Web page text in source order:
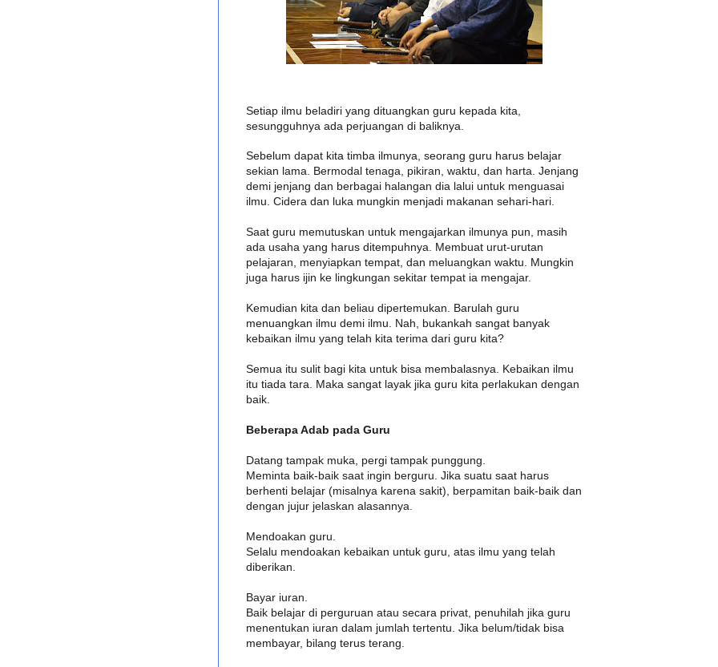
Setiap ilmu beladiri yang dituangkan guru kepada kita,
sesungguhnya ada perjuangan di baliknya.
Sebelum dapat kita timba ilmunya, seorang guru harus belajar
sekian lama. Bermodal tenaga, pikiran, waktu, dan harta. Jenjang
demi jenjang dan berbagai halangan dia lalui untuk menguasai
ilmu. Cidera dan luka mungkin menjadi makanan sehari-hari.
Saat guru memutuskan untuk mengajarkan ilmunya pun, masih
ada usaha yang harus ditempuhnya. Membuat urut-urutan
pelajaran, menyiapkan tempat, dan meluangkan waktu. Mungkin
juga harus ijin ke lingkungan sekitar tempat ia mengajar.
Kemudian kita dan beliau dipertemukan. Barulah guru
menuangkan ilmu demi ilmu. Nah, bukankah sangat banyak
kebaikan ilmu yang telah kita terima dari guru kita?
Semua itu sulit bagi kita untuk bisa membalasnya. Kebaikan ilmu
itu tiada tara. Maka sangat layak jika guru kita perlakukan dengan
baik.
Beberapa Adab pada Guru
Datang tampak muka, pergi tampak punggung.
Meminta baik-baik saat ingin berguru. Jika suatu saat harus
berhenti belajar (misalnya karena sakit), berpamitan baik-baik dan
dengan jujur jelaskan alasannya.
Mendoakan guru.
Selalu mendoakan kebaikan untuk guru, atas ilmu yang telah
diberikan.
Bayar iuran.
Baik belajar di perguruan atau secara privat, penuhilah jika guru
menentukan iuran dalam jumlah tertentu. Jika belum/tidak bisa
membayar, bilang terus terang.